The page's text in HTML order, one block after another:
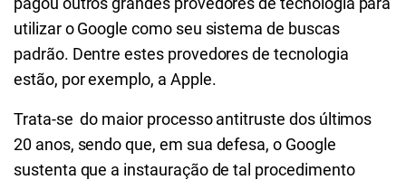
utilizar o Google como seu sistema de buscas
padrão. Dentre estes provedores de tecnologia
estão, por exemplo, a Apple.
Trata-se do maior processo antitruste dos últimos
20 anos, sendo que, em sua defesa, o Google
sustenta que a instauração de tal procedimento